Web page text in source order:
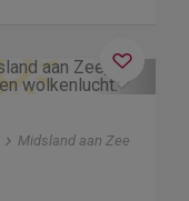
Next
Midsland aan Zee